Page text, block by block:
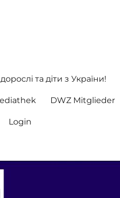
та діти з України!
DWZ Mitglieder
Login